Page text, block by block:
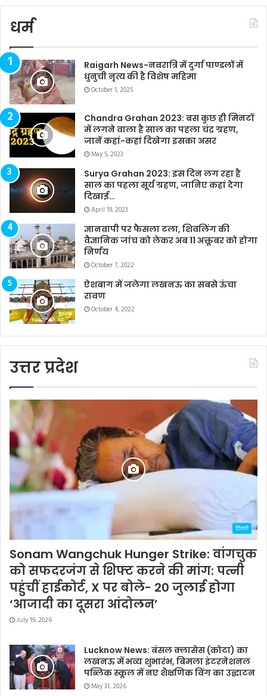
धर्म
Raigarh News-नवरात्रि में दुर्गा पाण्डलों में
धुनुची नृत्य की है विशेष महिमा
October 1, 2025
Chandra Grahan 2023: बस कुछ ही मिनटों
में लगने वाला है साल का पहला चंद्र ग्रहण,
जानें कहां-कहां दिखेगा इसका असर
May 5, 2023
Surya Grahan 2023: इस दिन लग रहा है
साल का पहला सूर्य ग्रहण, जानिए कहां देगा
दिखाई…
April 19, 2023
ज्ञानवापी पर फैसला टला, शिवलिंग की
वैज्ञानिक जांच को लेकर अब 11 अक्तूबर को होगा
निर्णय
October 7, 2022
ऐशबाग में जलेगा लखनऊ का सबसे ऊंचा
रावण
October 4, 2022
उत्तर प्रदेश
दिल्ली
Sonam Wangchuk Hunger Strike: वांगचुक
को सफदरजंग से शिफ्ट करने की मांग: पत्नी
पहुंचीं हाईकोर्ट, X पर बोले- 20 जुलाई होगा
‘आजादी का दूसरा आंदोलन’
July 19, 2026
Lucknow News: बंसल क्लासेस (कोटा) का
लखनऊ में भव्य शुभारंभ, बिमला इंटरनेशनल
पब्लिक स्कूल में नए शैक्षणिक विंग का उद्घाटन
May 31, 2026